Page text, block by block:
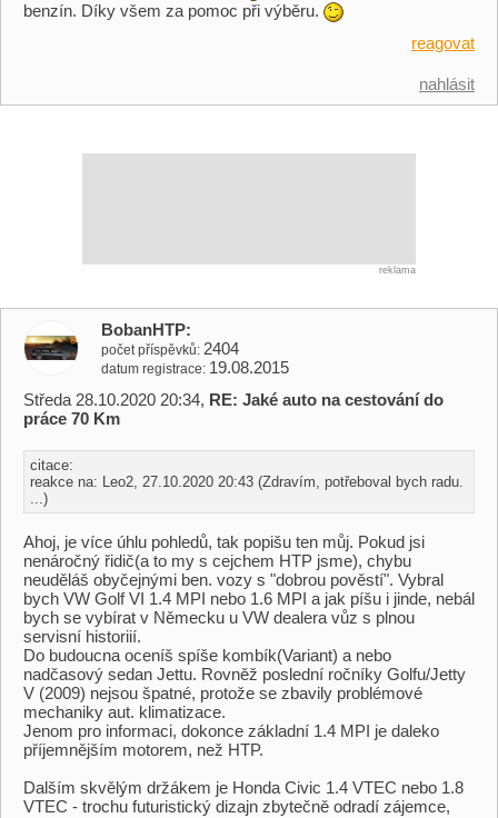
benzín. Díky všem za pomoc při výběru.
reagovat
nahlásit
reklama
BobanHTP
počet příspěvků 2404
datum registrace 19.08.2015
Středa 28.10.2020 20:34, RE: Jaké auto na cestování do
práce 70 Km
citace:
reakce na: Leo2, 27.10.2020 20:43 (Zdravím, potřeboval bych radu.
...)
Ahoj, je více úhlu pohledů, tak popišu ten můj. Pokud jsi
nenáročný řidič(a to my s cejchem HTP jsme), chybu
neuděláš obyčejnými ben. vozy s "dobrou pověstí". Vybral
bych VW Golf VI 1.4 MPI nebo 1.6 MPI a jak píšu i jinde, nebál
bych se vybírat v Německu u VW dealera vůz s plnou
servisní historiií.
Do budoucna oceníš spíše kombík(Variant) a nebo
nadčasový sedan Jettu. Rovněž poslední ročníky Golfu/Jetty
V (2009) nejsou špatné, protože se zbavily problémové
mechaniky aut. klimatizace.
Jenom pro informaci, dokonce základní 1.4 MPI je daleko
příjemnějším motorem, než HTP.
Dalším skvělým držákem je Honda Civic 1.4 VTEC nebo 1.8
VTEC - trochu futuristický dizajn zbytečně odradí zájemce,